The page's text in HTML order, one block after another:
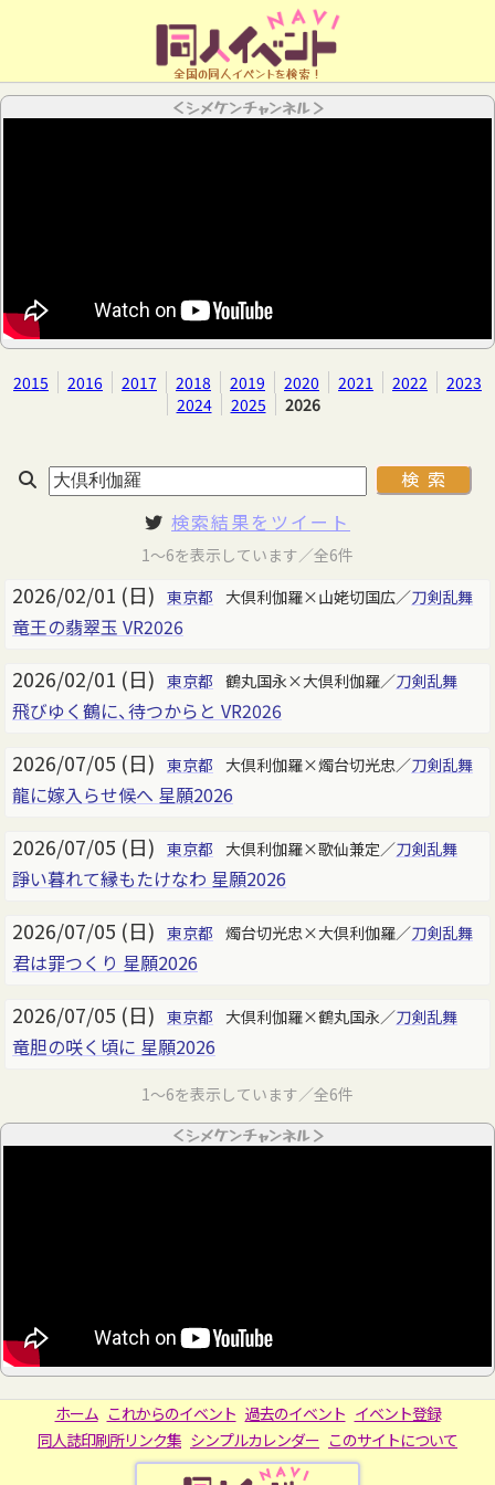
全国の同人イベントを検索！
＜シメケンチャンネル＞
2015 2016 2017 2018 2019 2020 2021 2022
2023
2024
2025 2026
検索結果をツイート
1～6を表示しています／全6件
2026/02/01 (日) 東京都 大倶利伽羅×山姥切国広／刀剣乱舞
竜王の翡翠玉 VR2026
2026/02/01 (日) 東京都 鶴丸国永×大倶利伽羅／刀剣乱舞
飛びゆく鶴に、待つからと VR2026
2026/07/05 (日) 東京都 大倶利伽羅×燭台切光忠／刀剣乱舞
龍に嫁入らせ候へ 星願2026
2026/07/05 (日) 東京都 大倶利伽羅×歌仙兼定／刀剣乱舞
諍い暮れて縁もたけなわ 星願2026
2026/07/05 (日) 東京都 燭台切光忠×大倶利伽羅／刀剣乱舞
君は罪つくり 星願2026
2026/07/05 (日) 東京都 大倶利伽羅×鶴丸国永／刀剣乱舞
竜胆の咲く頃に 星願2026
1～6を表示しています／全6件
＜シメケンチャンネル＞
ホーム これからのイベント 過去のイベント イベント登録
同人誌印刷所リンク集 シンプルカレンダー このサイトについて